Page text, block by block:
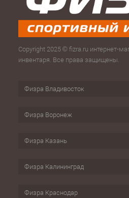
Copyright 2025 © fizra.ru интернет-
инвентаря. Все права защищены.
Физра Владивосток
Физра Воронеж
Физра Казань
Физра Калининград
Физра Краснодар